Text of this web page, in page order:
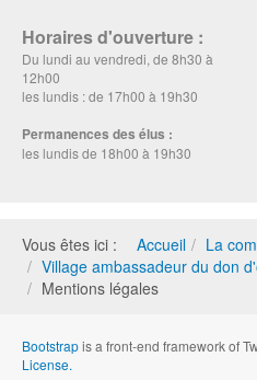
Horaires d'ouverture :
Du lundi au vendredi, de 8h30 à
12h00
les lundis : de 17h00 à 19h30
Permanences des élus :
les lundis de 18h00 à 19h30
Vous êtes ici : Accueil
La
Village ambassadeur du don
Mentions légales
Bootstrapis a front-end framework of
License.